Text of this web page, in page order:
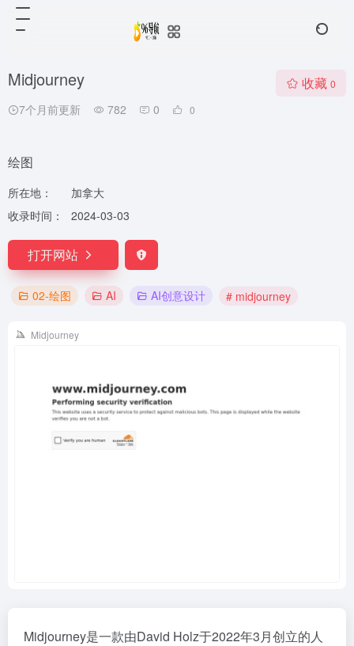
Midjourney
7个月前更新 782 0 0
收藏 0
绘图
所在地：
加拿大
收录时间：
2024-03-03
打开网站
02-绘图 AI AI创意设计 # midjourney
Midjourney
Midjourney是一款由David Holz于2022年3月创立的人